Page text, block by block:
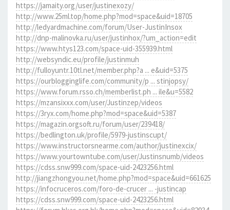
https://jamaity.org/user/justinexozy/
http://www.25ml.top/home.php?mod=space&uid=18705
http://ledyardmachine.com/forum/User-JustinInsox
http://dnp-malinovka.ru/user/justinhox/?um_action=edit
https://www.htys123.com/space-uid-355939.html
http://websyndic.eu/profile/justinmuh
http://fulloyuntr.10tl.net/member.php?a ... e&uid=5375
https://ourblogginglife.com/community/p ... stinjopsy/
https://www.forum.rsso.ch/memberlist.ph ... ile&u=5582
https://mzansixxx.com/user/Justinzep/videos
https://3ryx.com/home.php?mod=space&uid=5387
https://magazin.orgsoft.ru/forum/user/239418/
https://bedlington.uk/profile/5979-justinscupt/
https://www.instructorsnearme.com/author/justinexcix/
https://www.yourtowntube.com/user/Justinsnumb/videos
https://cdss.snw999.com/space-uid-2423256.html
http://jiangzhongyou.net/home.php?mod=space&uid=661625
https://infocruceros.com/foro-de-crucer ... -justincap
https://cdss.snw999.com/space-uid-2423256.html